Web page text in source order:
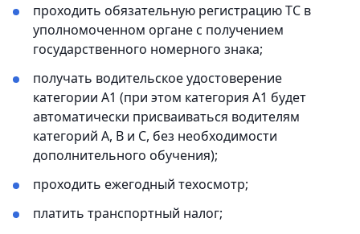
проходить обязательную регистрацию ТС в
уполномоченном органе с получением
государственного номерного знака;
получать водительское удостоверение
категории А1 (при этом категория А1 будет
автоматически присваиваться водителям
категорий А, В и С, без необходимости
дополнительного обучения);
проходить ежегодный техосмотр;
платить транспортный налог;